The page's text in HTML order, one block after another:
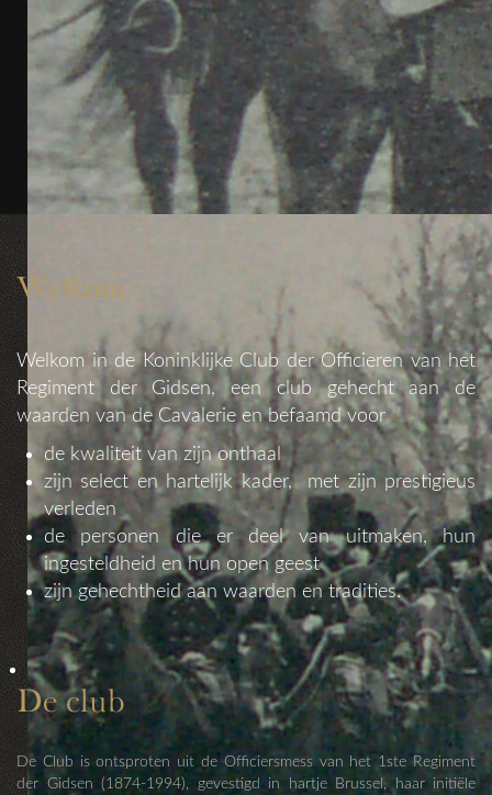
Welkom
Welkom in de Koninklijke Club der Officieren van het
Regiment der Gidsen, een club gehecht aan de
waarden van de Cavalerie en befaamd voor
de kwaliteit van zijn onthaal
zijn select en hartelijk kader, met zijn prestigieus
verleden
de personen die er deel van uitmaken, hun
ingesteldheid en hun open geest
zijn gehechtheid aan waarden en tradities.
De club
De Club is ontsproten uit de Officiersmess van het 1ste Regiment
der Gidsen (1874-1994), gevestigd in hartje Brussel, haar initiële